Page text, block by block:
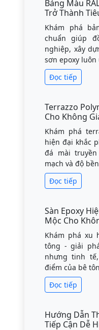
Bảng Màu
Trở Thành
Khám phá
chuẩn giúp
nghiệp, xây
sơn epoxy luôn
Đọc tiếp
Terrazzo
Cho Không